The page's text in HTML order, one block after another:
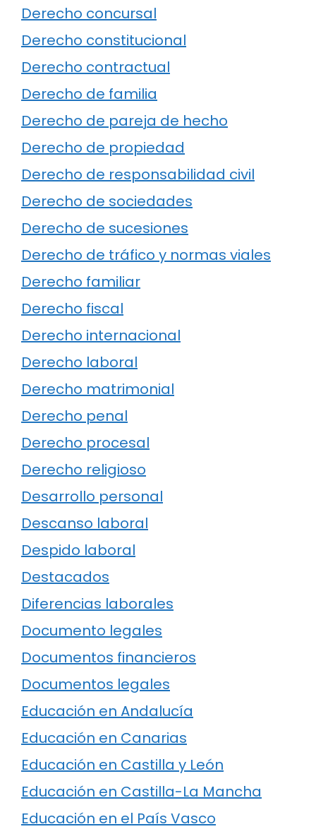
Derecho concursal
Derecho constitucional
Derecho contractual
Derecho de familia
Derecho de pareja de hecho
Derecho de propiedad
Derecho de responsabilidad civil
Derecho de sociedades
Derecho de sucesiones
Derecho de tráfico y normas viales
Derecho familiar
Derecho fiscal
Derecho internacional
Derecho laboral
Derecho matrimonial
Derecho penal
Derecho procesal
Derecho religioso
Desarrollo personal
Descanso laboral
Despido laboral
Destacados
Diferencias laborales
Documento legales
Documentos financieros
Documentos legales
Educación en Andalucía
Educación en Canarias
Educación en Castilla y León
Educación en Castilla-La Mancha
Educación en el País Vasco